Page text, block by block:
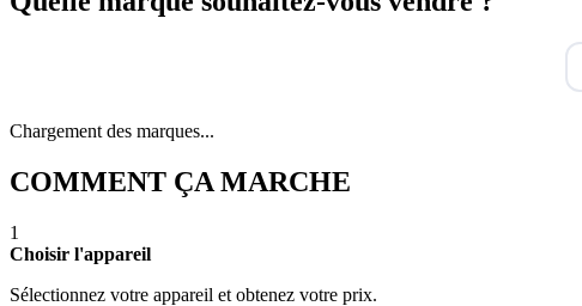
Chargement des marques...
COMMENT ÇA MARCHE
1
Choisir l'appareil
Sélectionnez votre appareil et obtenez votre prix.